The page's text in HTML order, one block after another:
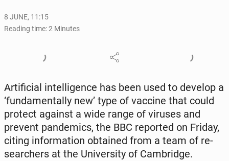
8 JUNE, 11:15
Reading time: 2 Minutes
Ar­ti­fi­cial in­tel­li­gence has been used to develop a
‘fun­da­men­tal­ly new’ type of vaccine that could
protect against a wide range of viruses and
prevent pan­demics, the BBC re­port­ed on Friday,
citing in­for­ma­tion ob­tained from a team of re­
searchers at the Uni­ver­si­ty of Cam­bridge.